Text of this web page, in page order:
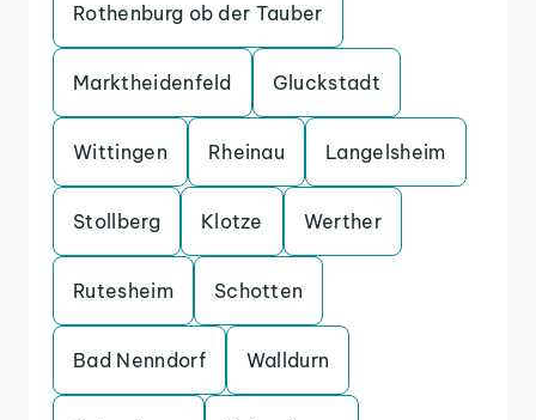
Rothenburg ob der Tauber
Marktheidenfeld Gluckstadt
Wittingen Rheinau Langelsheim
Stollberg Klotze Werther
Rutesheim Schotten
Bad Nenndorf Walldurn